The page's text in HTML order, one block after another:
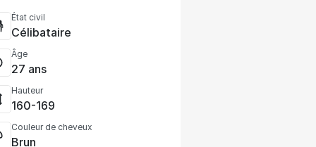
État civil
Célibataire
Âge
27 ans
Hauteur
160-169
Couleur de cheveux
Brun